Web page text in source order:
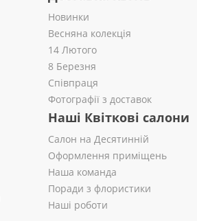
Новинки
Весняна колекція
14 Лютого
8 Березня
Співпраця
Фотографії з доставок
Наші Квіткові салони
Салон на Десятинній
Оформлення приміщень
Наша команда
Поради з флористики
Наші роботи